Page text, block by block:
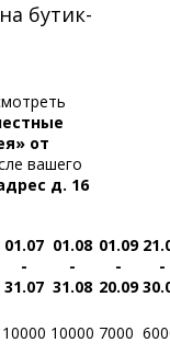
бутик-
от
вашего
д. 16
01.07
-
31.07
01.08
-
31.08
01.09
-
20.09
-
10000 10000 7000